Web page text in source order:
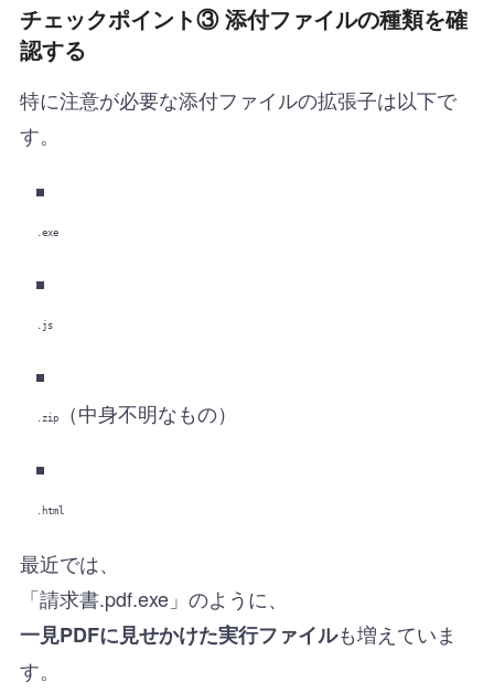
チェックポイント③ 添付ファイルの種類を確
認する
特に注意が必要な添付ファイルの拡張子は以下で
す。
.exe
.js
.zip（中身不明なもの）
.html
最近では、
「請求書.pdf.exe」のように、
一見PDFに見せかけた実行ファイルも増えていま
す。